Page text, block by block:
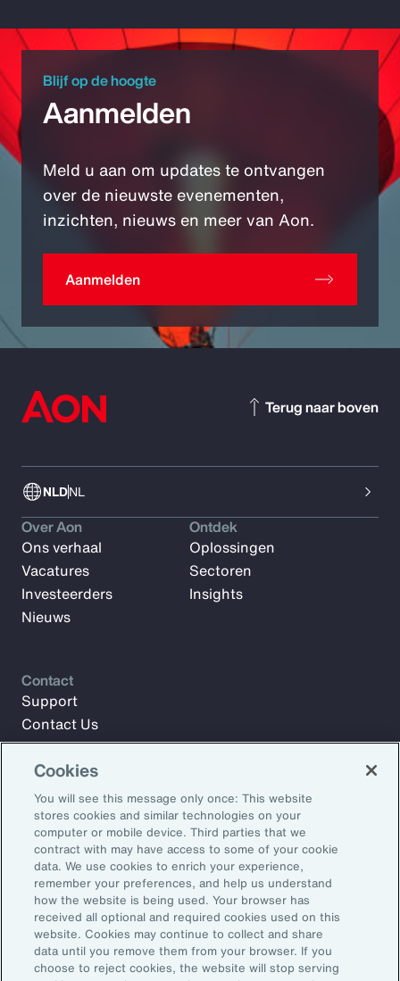
Blijf op de hoogte
Aanmelden
Meld u aan om updates te ontvangen
over de nieuwste evenementen,
inzichten, nieuws en meer van Aon.
Aanmelden
NLDNL
Terug naar boven
artikelen, rapporten en updates van ons team van experts.
E-mailadres:
Aanmelden
Over Aon
Ons verhaal
Vacatures
Investeerders
Nieuws
Ontdek
Oplossingen
Sectoren
Insights
Contact
Support
Contact Us
©2026 Aon plc. Alle rechten voorbehouden.
SitemapPrivacy StatementAlgemene voorwaarden
E-mailvoorkeurenDienstenwijzer
Cookies
You will see this message only once: This website
stores cookies and similar technologies on your
computer or mobile device. Third parties that we
contract with may have access to some of your cookie
data. We use cookies to enrich your experience,
remember your preferences, and help us understand
how the website is being used. Your browser has
received all optional and required cookies used on this
website. Cookies may continue to collect and share
data until you remove them from your browser. If you
choose to reject cookies, the website will stop serving